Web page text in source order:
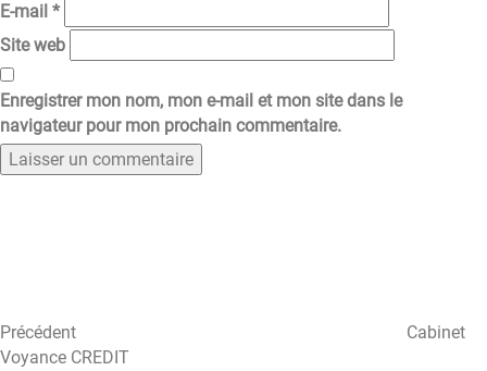
E-mail *
Site web
Enregistrer mon nom, mon e-mail et mon site dans le
navigateur pour mon prochain commentaire.
Précédent
Cabinet
Voyance CREDIT